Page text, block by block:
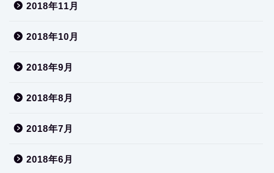
2018年11月
2018年10月
2018年9月
2018年8月
2018年7月
2018年6月